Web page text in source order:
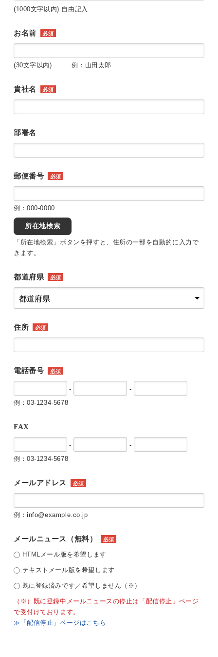
(1000文字以内) 自由記入
お名前 必須
(30文字以内) 例：山田太郎
貴社名 必須
部署名
郵便番号 必須
例：000-0000
所在地検索
「所在地検索」ボタンを押すと、住所の一部を自動的に入力で
きます。
都道府県 必須
住所 必須
電話番号 必須
-
-
例：03-1234-5678
FAX
-
-
例：03-1234-5678
メールアドレス 必須
例：info@example.co.jp
メールニュース（無料） 必須
HTMLメール版を希望します
テキストメール版を希望します
既に登録済みです／希望しません（※）
（※）既に登録中メールニュースの停止は「配信停止」ページ
で受付けております。
≫「配信停止」ページはこちら